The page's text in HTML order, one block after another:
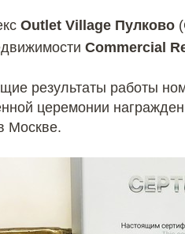
Outlet Village Пулково
Commercial
результаты работы
церемонии
Москве.